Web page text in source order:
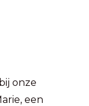
onze
een